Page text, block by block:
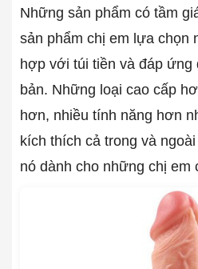
Những sản phẩm có tầm
sản phẩm chị em lựa chọn
hợp với túi tiền và đáp
bản. Những loại cao cấp
hơn, nhiều tính năng hơn
kích thích cả trong và
nó dành cho những chị em